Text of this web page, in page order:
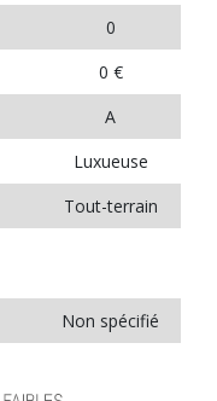
0
0 €
A
Luxueuse
Tout-terrain
Non spécifié